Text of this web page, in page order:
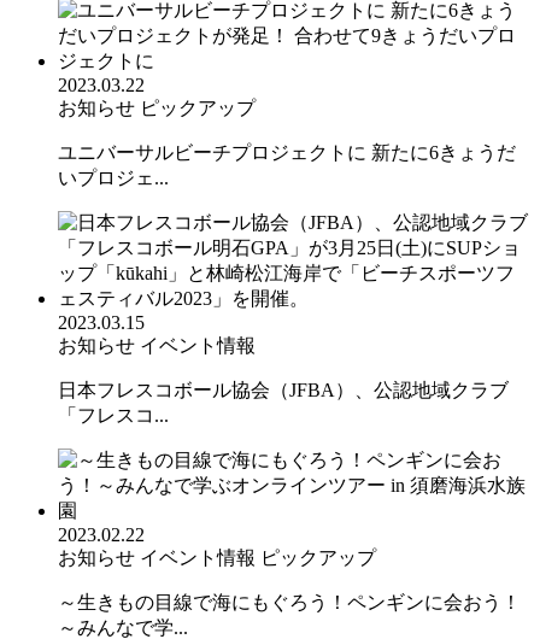
2023.03.22
お知らせ ピックアップ
ユニバーサルビーチプロジェクトに 新たに6きょうだ
いプロジェ...
2023.03.15
お知らせ イベント情報
日本フレスコボール協会（JFBA）、公認地域クラブ
「フレスコ...
2023.02.22
お知らせ イベント情報 ピックアップ
～生きもの目線で海にもぐろう！ペンギンに会おう！
～みんなで学...